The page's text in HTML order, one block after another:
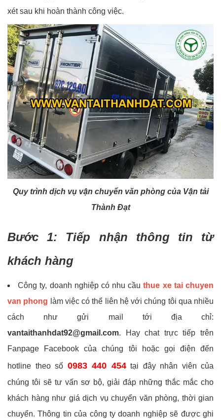
xét sau khi hoàn thành công việc.
Quy trình dịch vụ vận chuyển văn phòng của Vận tải
Thành Đạt
Bước 1: Tiếp nhận thông tin từ
khách hàng
Công ty, doanh nghiệp có nhu cầu thue xe tai chuyen
van phong làm việc có thể liên hệ với chúng tôi qua nhiều
cách như gửi mail tới địa chỉ:
vantaithanhdat92@gmail.com. Hay chat trực tiếp trên
Fanpage Facebook của chúng tôi hoặc gọi điện đến
hotline theo số 0983 440 454tại đây nhân viên của
chúng tôi sẽ tư vấn sơ bộ, giải đáp những thắc mắc cho
khách hàng như giá dịch vụ chuyển văn phòng, thời gian
chuyển. Thông tin của công ty doanh nghiệp sẽ được ghi